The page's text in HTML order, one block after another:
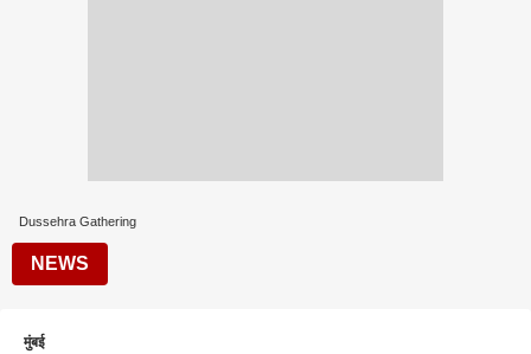
Dussehra Gathering
NEWS
मुंबई